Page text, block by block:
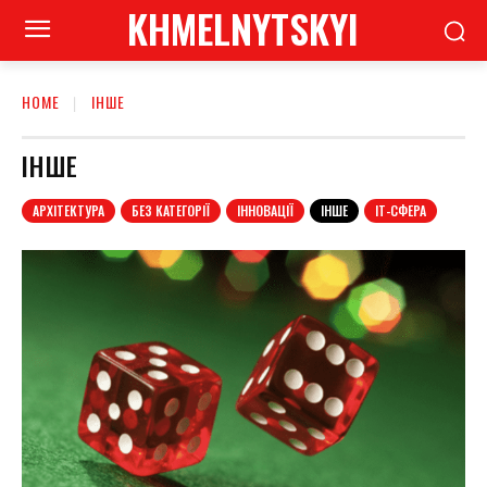
KHMELNYTSKYI
HOME ІНШЕ
ІНШЕ
АРХІТЕКТУРА БЕЗ КАТЕГОРІЇ ІННОВАЦІЇ ІНШЕ ІТ-СФЕРА